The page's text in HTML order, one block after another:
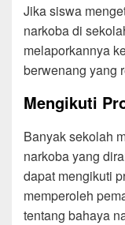
Jika siswa
narkoba di
melaporkannya
berwenang yang
Mengikuti
Banyak sekolah
narkoba yang
dapat mengikuti
memperoleh
tentang bahaya